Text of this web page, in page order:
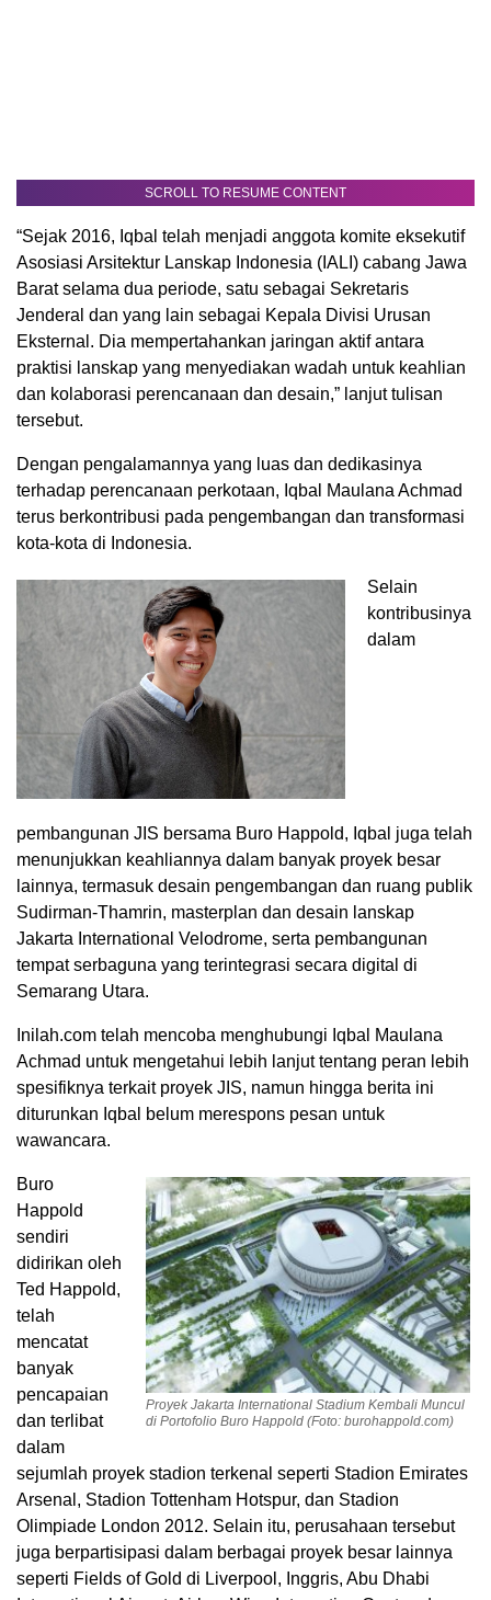
SCROLL TO RESUME CONTENT
“Sejak 2016, Iqbal telah menjadi anggota komite eksekutif
Asosiasi Arsitektur Lanskap Indonesia (IALI) cabang Jawa
Barat selama dua periode, satu sebagai Sekretaris
Jenderal dan yang lain sebagai Kepala Divisi Urusan
Eksternal. Dia mempertahankan jaringan aktif antara
praktisi lanskap yang menyediakan wadah untuk keahlian
dan kolaborasi perencanaan dan desain,” lanjut tulisan
tersebut.
Dengan pengalamannya yang luas dan dedikasinya
terhadap perencanaan perkotaan, Iqbal Maulana Achmad
terus berkontribusi pada pengembangan dan transformasi
kota-kota di Indonesia.
Selain
kontribusinya
dalam
pembangunan JIS bersama Buro Happold, Iqbal juga telah
menunjukkan keahliannya dalam banyak proyek besar
lainnya, termasuk desain pengembangan dan ruang publik
Sudirman-Thamrin, masterplan dan desain lanskap
Jakarta International Velodrome, serta pembangunan
tempat serbaguna yang terintegrasi secara digital di
Semarang Utara.
Inilah.com telah mencoba menghubungi Iqbal Maulana
Achmad untuk mengetahui lebih lanjut tentang peran lebih
spesifiknya terkait proyek JIS, namun hingga berita ini
diturunkan Iqbal belum merespons pesan untuk
wawancara.
Proyek Jakarta International Stadium Kembali Muncul
di Portofolio Buro Happold (Foto: burohappold.com)
Buro
Happold
sendiri
didirikan oleh
Ted Happold,
telah
mencatat
banyak
pencapaian
dan terlibat
dalam
sejumlah proyek stadion terkenal seperti Stadion Emirates
Arsenal, Stadion Tottenham Hotspur, dan Stadion
Olimpiade London 2012. Selain itu, perusahaan tersebut
juga berpartisipasi dalam berbagai proyek besar lainnya
seperti Fields of Gold di Liverpool, Inggris, Abu Dhabi